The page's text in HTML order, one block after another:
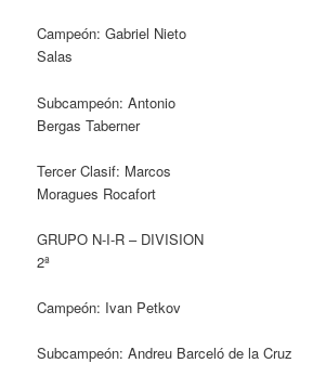
Campeón: Gabriel Nieto
Salas
Subcampeón: Antonio
Bergas Taberner
Tercer Clasif: Marcos
Moragues Rocafort
GRUPO N-I-R – DIVISION
2ª
Campeón: Ivan Petkov
Subcampeón: Andreu Barceló de la Cruz